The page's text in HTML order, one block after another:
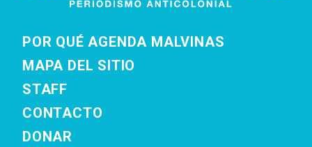
POR QUÉ AGENDA MALVINAS
MAPA DEL SITIO
STAFF
CONTACTO
DONAR